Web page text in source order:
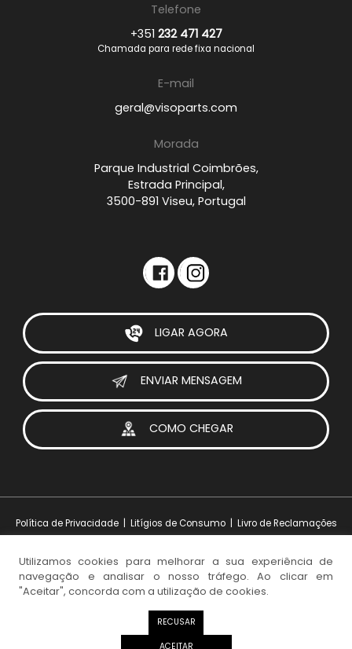
Telefone
+351 232 471 427
Chamada para rede fixa nacional
E-mail
geral@visoparts.com
Morada
Parque Industrial Coimbrões,
Estrada Principal,
3500-891 Viseu, Portugal
LIGAR AGORA
ENVIAR MENSAGEM
COMO CHEGAR
Política de Privacidade| Litígios de Consumo| Livro de Reclamações
Design e Desenvolvimento:iesolutions Portugal
© 2026 Visoparts. Todos os direitos reservados.
Utilizamos cookies para melhorar a sua experiência de
navegação e analisar o nosso tráfego. Ao clicar em
"Aceitar", concorda com a utilização de cookies.
RECUSAR
ACEITAR